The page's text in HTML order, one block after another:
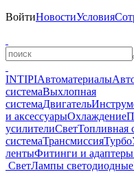
ВойтиНовостиУсловия
INTIPIАвтоматериалы
системаВыхлопная
системаДвигатель
и аксессуарыОхлаждение
усилителиСветТопливная
системаТрансмиссияТурбо
лентыФитинги и адаптеры
СветЛампы светодиодные